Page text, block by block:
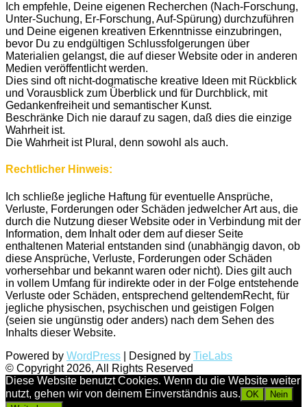
Ich empfehle, Deine eigenen Recherchen (Nach-Forschung,
Unter-Suchung, Er-Forschung, Auf-Spürung) durchzuführen
und Deine eigenen kreativen Erkenntnisse einzubringen,
bevor Du zu endgültigen Schlussfolgerungen über
Materialien gelangst, die auf dieser Website oder in anderen
Medien veröffentlicht werden.
Dies sind oft nicht-dogmatische kreative Ideen mit Rückblick
und Vorausblick zum Überblick und für Durchblick, mit
Gedankenfreiheit und semantischer Kunst.
Beschränke Dich nie darauf zu sagen, daß dies die einzige
Wahrheit ist.
Die Wahrheit ist Plural, denn sowohl als auch.
Rechtlicher Hinweis:
Ich schließe jegliche Haftung für eventuelle Ansprüche,
Verluste, Forderungen oder Schäden jedwelcher Art aus, die
durch die Nutzung dieser Website oder in Verbindung mit der
Information, dem Inhalt oder dem auf dieser Seite
enthaltenen Material entstanden sind (unabhängig davon, ob
diese Ansprüche, Verluste, Forderungen oder Schäden
vorhersehbar und bekannt waren oder nicht). Dies gilt auch
in vollem Umfang für indirekte oder in der Folge entstehende
Verluste oder Schäden, entsprechend geltendemRecht, für
jegliche physischen, psychischen und geistigen Folgen
(seien sie ungünstig oder anders) nach dem Sehen des
Inhalts dieser Website.
Powered by WordPress | Designed by TieLabs
© Copyright 2026, All Rights Reserved
Diese Website benutzt Cookies. Wenn du die Website weiter
nutzt, gehen wir von deinem Einverständnis aus. OK
Nein